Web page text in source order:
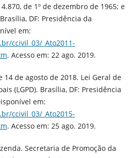
de 1º de dezembro de 1965; e
DF: Presidência da
em:
ccivil_03/_Ato2011-
. Acesso em: 22 ago. 2019.
14 de agosto de 2018. Lei Geral de
(LGPD). Brasília, DF: Presidência
em:
ccivil_03/_Ato2015-
. Acesso em: 25 ago. 2019.
Secretaria de Promoção da